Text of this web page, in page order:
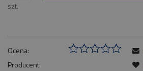
szt.
Ocena:
Producent: